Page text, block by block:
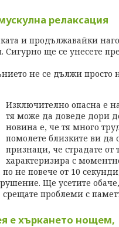
релаксация
и продължавайки
Сигурно ще се унесете
не се дължи просто
Изключително опасна е
тя може да доведе дори
новина е, че тя много
помолете близките ви да
признаци, че страдате от
характеризира с
не повече от 10
Ще усетите
проблеми с
е хъркането нощем,